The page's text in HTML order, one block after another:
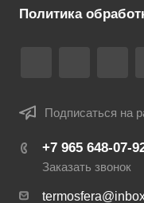
Политика
Подписаться на
+7 965 648-07-
Заказать звонок